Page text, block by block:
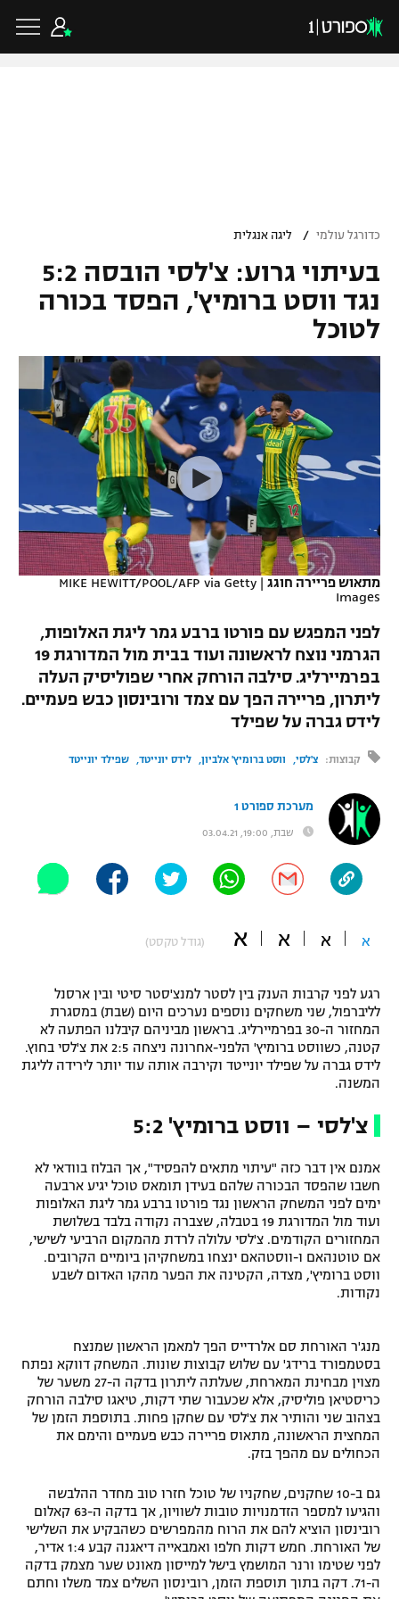
VOD
רץ ברשת
תוצאות
לוח שידורים
ברחבה
"מעל הליגה" – פודקאסט
"מחצית בשכונה" – פודקאסט
משתתפים וזוכים בפרסים
תקנון משתתפים וזוכים בפרסים
תקנון עבור פעילות ספורט 1 – "מרלן"
טניס
גיימינג E-Sports
תנאי שימוש
מדיניות פרטיות
תקנון פעילות ספורט 1
רשיון להקרנה פומבית לבית עסק
הצטרפות לחבילת הערוצים
תגיות
המגזין
גביע הטוטו
ליגיונרים
גביע המדינה
נבחרת ישראל
מכבי חיפה
בית"ר ירושלים
מכבי תל אביב
הפועל תל אביב
הפועל חיפה
הפועל באר שבע
מכבי נתניה
בני יהודה
ליגת האלופות
ליגה אירופית
ליגה אנגלית
ליגה גרמנית
ליגה ספרדית
ליגה איטלקית
ליגה צרפתית
ליגה הולנדית
ליגה סינית
ליגה ברזילאית
כדורסל ישראלי
ליגת ווינר סל
ליגה לאומית
כדורסל נשים
מכבי תל אביב
הפועל חולון
הפועל ירושלים
דני אבדיה
כדורסל עולמי
NBA
יורוליג
יורוקאפ
ענפים נוספים
כדורעף
שחייה
ג'ודו
אגרוף
ספורט אולימפי
UFC
היאבקות WWE
אופניים
ספורט מוטורי
בייסבול MLB
ספורט אתגרי ואקסטרים
גיימינג E-Sports
כדורגל עולמי / ליגה אנגלית
בעיתוי גרוע: צ'לסי הובסה 5:2
נגד ווסט ברומיץ', הפסד בכורה
לטוכל
מתאוש פריירה חוגג |
MIKE HEWITT/POOL/AFP via Getty
Images
לפני המפגש עם פורטו ברבע גמר ליגת האלופות,
הגרמני נוצח לראשונה ועוד בבית מול המדורגת 19
בפרמיירליג. סילבה הורחק אחרי שפוליסיק העלה
ליתרון, פריירה הפך עם צמד ורובינסון כבש פעמיים.
לידס גברה על שפילד
קבוצות: צ'לסי ווסט ברומיץ' אלביון לידס יונייטד שפילד יונייטד
מערכת ספורט 1
שבת, 19:00, 03.04.21
א א א א (גודל טקסט)
רגע לפני קרבות הענק בין לסטר למנצ'סטר סיטי ובין ארסנל
לליברפול, שני משחקים נוספים נערכים היום (שבת) במסגרת
המחזור ה-30 בפרמיירליג. בראשון מביניהם קיבלנו הפתעה לא
קטנה, כשווסט ברומיץ' הלפני-אחרונה ניצחה 2:5 את צ'לסי בחוץ.
לידס גברה על שפילד יונייטד וקירבה אותה עוד יותר לירידה לליגת
המשנה.
צ'לסי – ווסט ברומיץ' 5:2
אמנם אין דבר כזה "עיתוי מתאים להפסיד", אך הבלוז בוודאי לא
חשבו שהפסד הבכורה שלהם בעידן תומאס טוכל יגיע ארבעה
ימים לפני המשחק הראשון נגד פורטו ברבע גמר ליגת האלופות
ועוד מול המדורגת 19 בטבלה, שצברה נקודה בלבד בשלושת
המחזורים הקודמים. צ'לסי עלולה לרדת מהמקום הרביעי לשישי,
אם טוטנהאם ו-ווסטהאם ינצחו במשחקיהן ביומיים הקרובים.
ווסט ברומיץ', מצדה, הקטינה את הפער מהקו האדום לשבע
נקודות.
מנג'ר האורחת סם אלרדייס הפך למאמן הראשון שמנצח
בסטמפורד ברידג' עם שלוש קבוצות שונות. המשחק דווקא נפתח
מצוין מבחינת המארחת, שעלתה ליתרון בדקה ה-27 משער של
כריסטיאן פוליסיק, אלא שכעבור שתי דקות, טיאגו סילבה הורחק
בצהוב שני והותיר את צ'לסי עם שחקן פחות. בתוספת הזמן של
המחצית הראשונה, מתאוס פריירה כבש פעמיים והימם את
הכחולים עם מהפך בזק.
גם ב-10 שחקנים, שחקניו של טוכל חזרו טוב מחדר ההלבשה
והגיעו למספר הזדמנויות טובות לשוויון, אך בדקה ה-63 קאלום
רובינסון הוציא להם את הרוח מהמפרשים כשהבקיע את השלישי
של האורחת. חמש דקות חלפו ואמבאייה דיאגנה קבע 1:4 אדיר,
לפני שטימו ורנר המושמץ בישל למייסון מאונט שער מצמק בדקה
ה-71. דקה בתוך תוספת הזמן, רובינסון השלים צמד משלו וחתם